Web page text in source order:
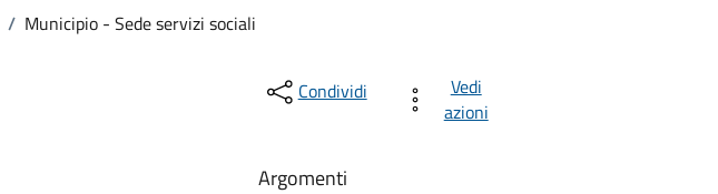
/ Municipio - Sede servizi sociali
Condividi
Vedi
azioni
Argomenti